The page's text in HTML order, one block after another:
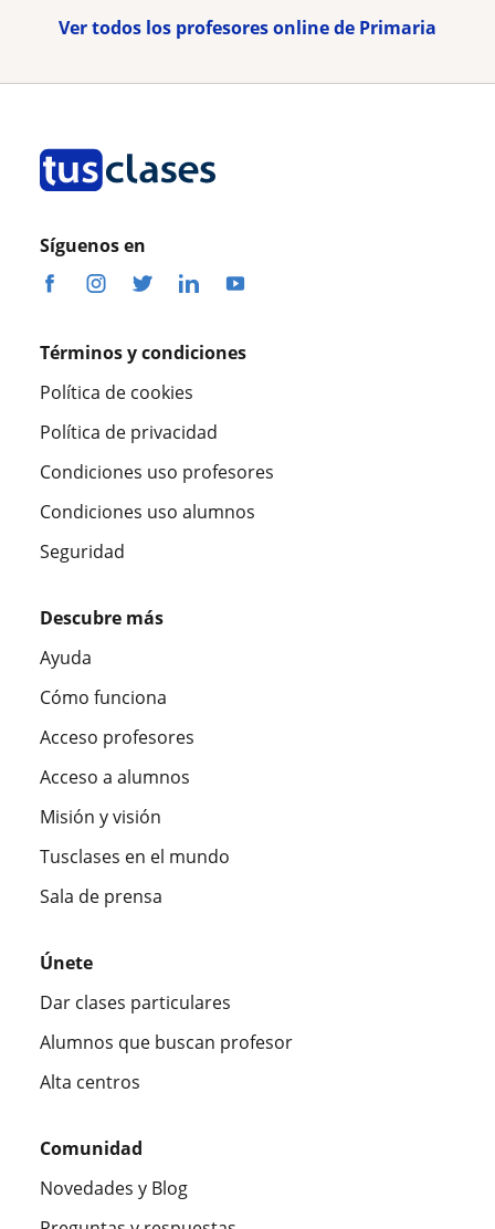
Ver todos los profesores online de Primaria
Síguenos en
Términos y condiciones
Política de cookies
Política de privacidad
Condiciones uso profesores
Condiciones uso alumnos
Seguridad
Descubre más
Ayuda
Cómo funciona
Acceso profesores
Acceso a alumnos
Misión y visión
Tusclases en el mundo
Sala de prensa
Únete
Dar clases particulares
Alumnos que buscan profesor
Alta centros
Comunidad
Novedades y Blog